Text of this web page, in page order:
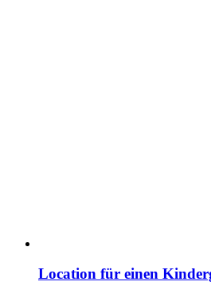
Location für einen